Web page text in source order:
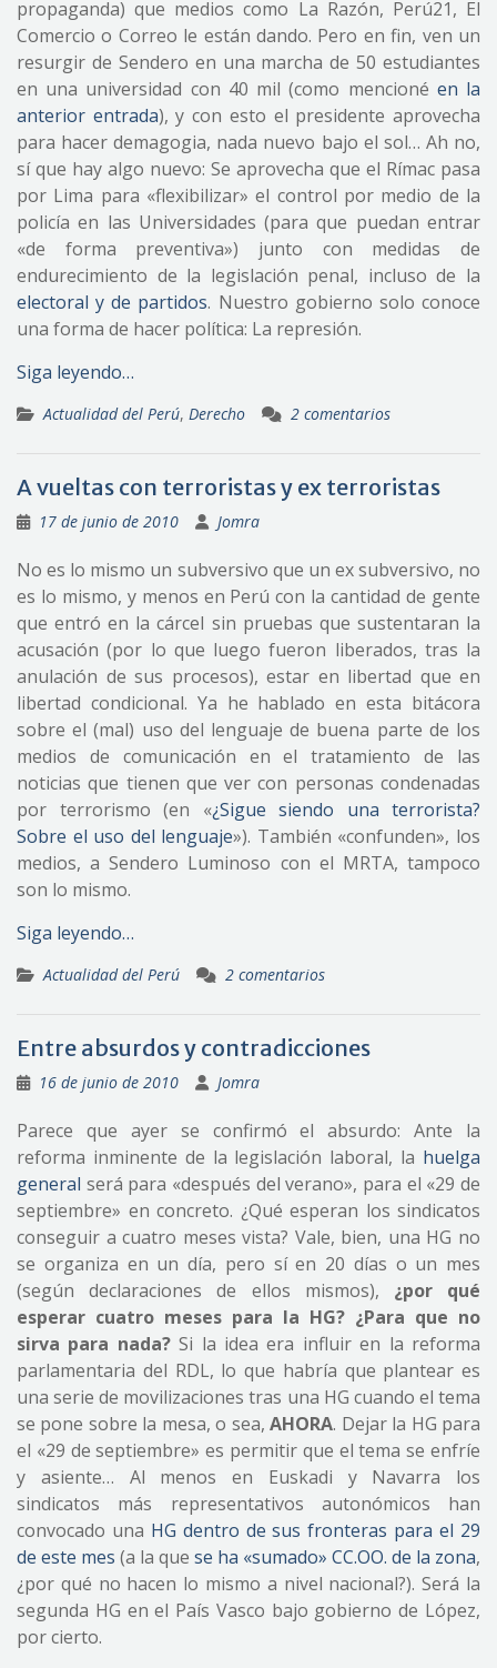
propaganda) que medios como La Razón, Perú21, El
Comercio o Correo le están dando. Pero en fin, ven un
resurgir de Sendero en una marcha de 50 estudiantes
en una universidad con 40 mil (como mencioné en la
anterior entrada), y con esto el presidente aprovecha
para hacer demagogia, nada nuevo bajo el sol… Ah no,
sí que hay algo nuevo: Se aprovecha que el Rímac pasa
por Lima para «flexibilizar» el control por medio de la
policía en las Universidades (para que puedan entrar
«de forma preventiva») junto con medidas de
endurecimiento de la legislación penal, incluso de la
electoral y de partidos. Nuestro gobierno solo conoce
una forma de hacer política: La represión.
Siga leyendo…
Actualidad del Perú, Derecho 2 comentarios
A vueltas con terroristas y ex terroristas
17 de junio de 2010 Jomra
No es lo mismo un subversivo que un ex subversivo, no
es lo mismo, y menos en Perú con la cantidad de gente
que entró en la cárcel sin pruebas que sustentaran la
acusación (por lo que luego fueron liberados, tras la
anulación de sus procesos), estar en libertad que en
libertad condicional. Ya he hablado en esta bitácora
sobre el (mal) uso del lenguaje de buena parte de los
medios de comunicación en el tratamiento de las
noticias que tienen que ver con personas condenadas
por terrorismo (en «¿Sigue siendo una terrorista?
Sobre el uso del lenguaje»). También «confunden», los
medios, a Sendero Luminoso con el MRTA, tampoco
son lo mismo.
Siga leyendo…
Actualidad del Perú 2 comentarios
Entre absurdos y contradicciones
16 de junio de 2010 Jomra
Parece que ayer se confirmó el absurdo: Ante la
reforma inminente de la legislación laboral, la huelga
general será para «después del verano», para el «29 de
septiembre» en concreto. ¿Qué esperan los sindicatos
conseguir a cuatro meses vista? Vale, bien, una HG no
se organiza en un día, pero sí en 20 días o un mes
(según declaraciones de ellos mismos), ¿por qué
esperar cuatro meses para la HG? ¿Para que no
sirva para nada?Si la idea era influir en la reforma
parlamentaria del RDL, lo que habría que plantear es
una serie de movilizaciones tras una HG cuando el tema
se pone sobre la mesa, o sea,AHORA. Dejar la HG para
el «29 de septiembre» es permitir que el tema se enfríe
y asiente… Al menos en Euskadi y Navarra los
sindicatos más representativos autonómicos han
convocado una HG dentro de sus fronteras para el 29
de este mes (a la que se ha «sumado» CC.OO. de la zona,
¿por qué no hacen lo mismo a nivel nacional?). Será la
segunda HG en el País Vasco bajo gobierno de López,
por cierto.